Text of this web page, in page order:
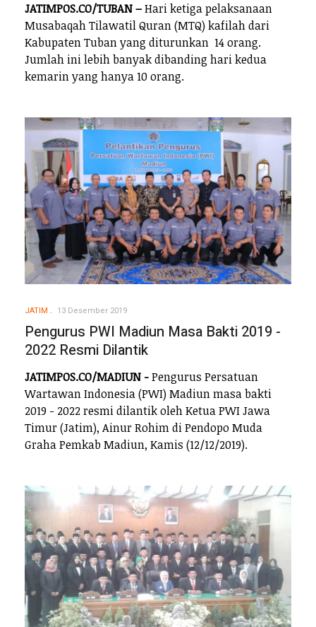
JATIMPOS.CO/TUBAN –Hari ketiga pelaksanaan
Musabaqah Tilawatil Quran (MTQ) kafilah dari
Kabupaten Tuban yang diturunkan 14 orang.
Jumlah ini lebih banyak dibanding hari kedua
kemarin yang hanya 10 orang.
JATIM 13 Desember 2019
Pengurus PWI Madiun Masa Bakti 2019 -
2022 Resmi Dilantik
JATIMPOS.CO/MADIUN -Pengurus Persatuan
Wartawan Indonesia (PWI) Madiun masa bakti
2019 - 2022 resmi dilantik oleh Ketua PWI Jawa
Timur (Jatim), Ainur Rohim di Pendopo Muda
Graha Pemkab Madiun, Kamis (12/12/2019).